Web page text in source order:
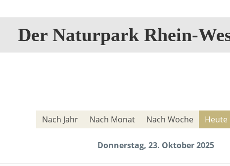
Der Naturpark Rhein-
Nach Jahr Nach Monat Nach Woche Heute
Donnerstag, 23. Oktober 2025